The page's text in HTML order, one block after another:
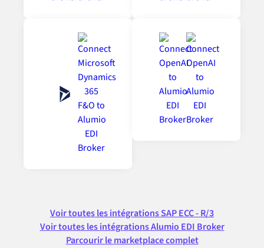
Voir toutes les intégrations SAP ECC - R/3
Voir toutes les intégrations Alumio EDI Broker
Parcourir le marketplace complet